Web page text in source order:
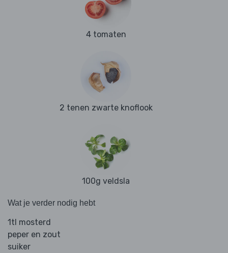
4 tomaten
2 tenen zwarte knoflook
100g veldsla
Wat je verder nodig hebt
1tl mosterd
peper en zout
suiker